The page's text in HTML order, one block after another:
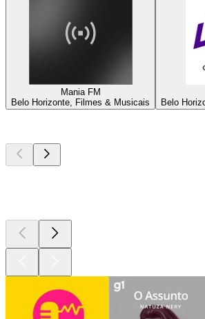
Mania FM
Belo Horizonte, Filmes & Musicais
Belo